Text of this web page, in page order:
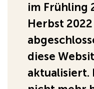
im Frühling
Herbst 2022
diese
aktualisiert.